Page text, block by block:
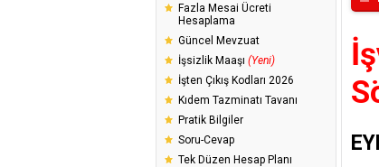
Fazla Mesai Ücreti
Hesaplama
Güncel Mevzuat
İşsizlik Maaşı (Yeni)
İşten Çıkış Kodları 2026
Kıdem Tazminatı Tavanı
Pratik Bilgiler
Soru-Cevap
Tek Düzen Hesap Planı